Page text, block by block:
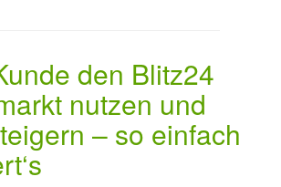
den Blitz24
nutzen und
– so einfach